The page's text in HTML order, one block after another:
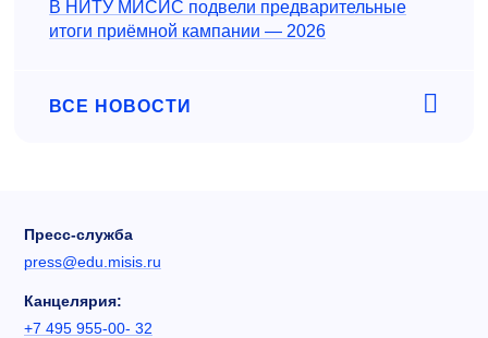
В НИТУ МИСИС подвели предварительные
итоги приёмной кампании — 2026
ВСЕ НОВОСТИ
Пресс-служба
press@edu.misis.ru
Канцелярия:
+7 495 955-00- 32